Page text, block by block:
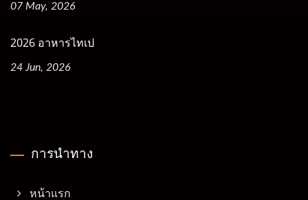
07 May, 2026
2026 อาหารไทเป
24 Jun, 2026
การนำทาง
หน้าแรก